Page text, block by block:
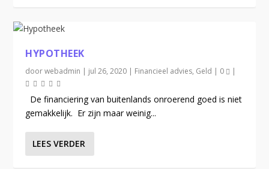
HYPOTHEEK
doorwebadmin | jul 26, 2020 | Financieel advies, Geld | 0 |
De financiering van buitenlands onroerend goed is niet
gemakkelijk. Er zijn maar weinig...
LEES VERDER